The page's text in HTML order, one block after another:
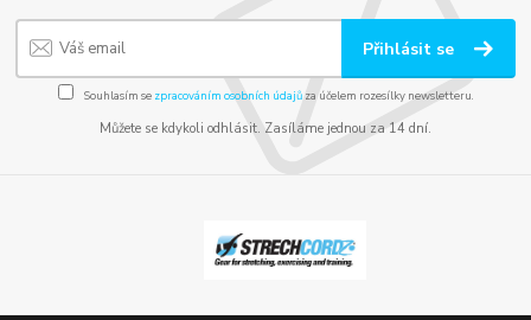
Přihlásit se
Souhlasím se zpracováním osobních údajůza účelem rozesílky newsletteru.
Můžete se kdykoli odhlásit. Zasíláme jednou za 14 dní.